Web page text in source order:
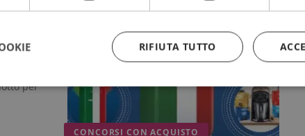
CONCORSI CON ACQUISTO
per
RIFIUTA TUTTO
Performance Funzionalità